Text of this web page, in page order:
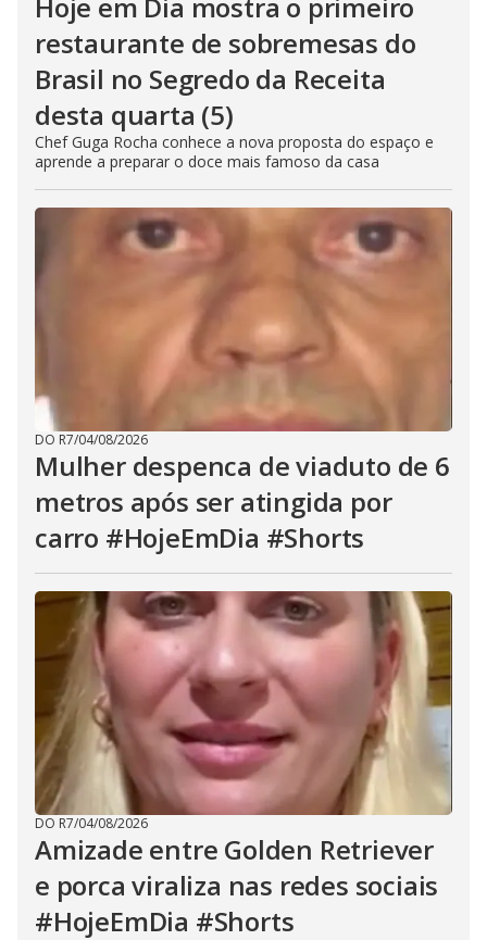
restaurante de sobremesas do
Brasil no Segredo da Receita
desta quarta (5)
Chef Guga Rocha conhece a nova proposta do espaço e
aprende a preparar o doce mais famoso da casa
DO R7/04/08/2026
Mulher despenca de viaduto de 6
metros após ser atingida por
carro #HojeEmDia #Shorts
DO R7/04/08/2026
Amizade entre Golden Retriever
e porca viraliza nas redes sociais
#HojeEmDia #Shorts